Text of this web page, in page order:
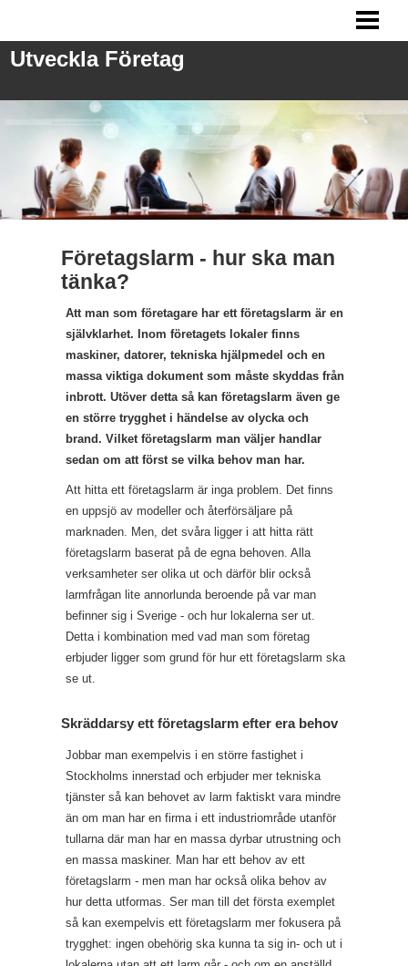
ANSTÄLLA PERSONAL
MARKNADSFÖRING
BLOGG
Utveckla Företag
Företagslarm - hur ska man
tänka?
Att man som företagare har ett företagslarm är en
självklarhet. Inom företagets lokaler finns
maskiner, datorer, tekniska hjälpmedel och en
massa viktiga dokument som måste skyddas från
inbrott. Utöver detta så kan företagslarm även ge
en större trygghet i händelse av olycka och
brand. Vilket företagslarm man väljer handlar
sedan om att först se vilka behov man har.
Att hitta ett företagslarm är inga problem. Det finns
en uppsjö av modeller och återförsäljare på
marknaden. Men, det svåra ligger i att hitta rätt
företagslarm baserat på de egna behoven. Alla
verksamheter ser olika ut och därför blir också
larmfrågan lite annorlunda beroende på var man
befinner sig i Sverige - och hur lokalerna ser ut.
Detta i kombination med vad man som företag
erbjuder ligger som grund för hur ett företagslarm ska
se ut.
Skräddarsy ett företagslarm efter era behov
Jobbar man exempelvis i en större fastighet i
Stockholms innerstad och erbjuder mer tekniska
tjänster så kan behovet av larm faktiskt vara mindre
än om man har en firma i ett industriområde utanför
tullarna där man har en massa dyrbar utrustning och
en massa maskiner. Man har ett behov av ett
företagslarm - men man har också olika behov av
hur detta utformas. Ser man till det första exemplet
så kan exempelvis ett företagslarm mer fokusera på
trygghet: ingen obehörig ska kunna ta sig in- och ut i